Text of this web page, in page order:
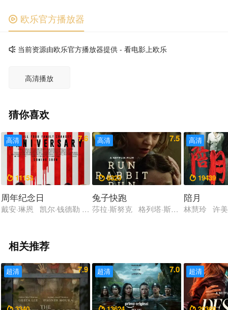
 欧乐官方播放器
当前资源由欧乐官方播放器提供 - 看电影上欧乐
高清播放
猜你喜欢
高清 7.6
 11153
周年纪念日
戴安·琳恩 凯尔·钱德勒 玛德琳·布鲁尔 佐伊·达奇 菲比·黛内芙
高清 7.5
8323
兔子快跑
莎拉·斯努克 格列塔·斯卡奇 达蒙·海
高清
19439
陪月
林慧玲 许
相关推荐
超清 7.9 超清 7.0 超清